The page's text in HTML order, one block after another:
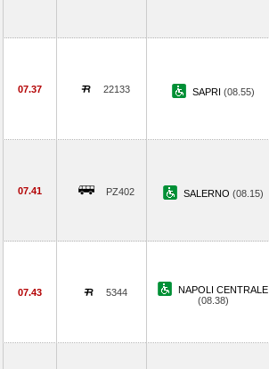
07.37 22133 SAPRI (08.55)
07.41 PZ402 SALERNO (08.15)
07.43 5344
NAPOLI CENTRALE
(08.38)